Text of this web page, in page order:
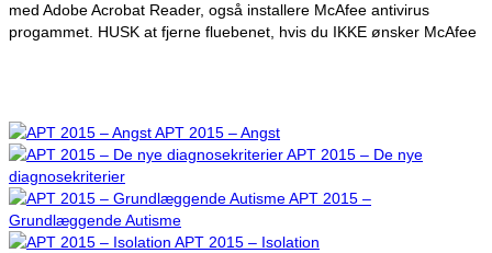
med Adobe Acrobat Reader, også installere McAfee antivirus
progammet. HUSK at fjerne fluebenet, hvis du IKKE ønsker McAfee
APT 2015 – Angst
APT 2015 – De nye
diagnosekriterier
APT 2015 –
Grundlæggende Autisme
APT 2015 – Isolation